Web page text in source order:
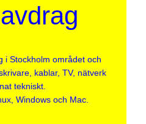
i Stockholm området och
kablar, TV, nätverk
tekniskt.
Windows och Mac.